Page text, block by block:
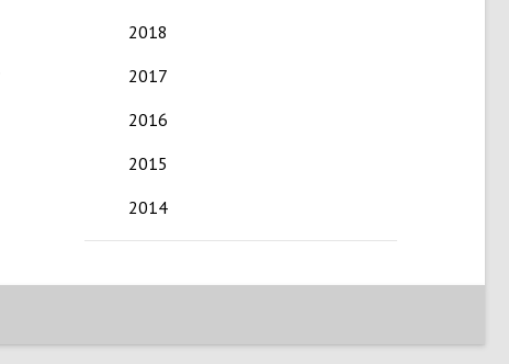
2018
2017
2016
2015
2014